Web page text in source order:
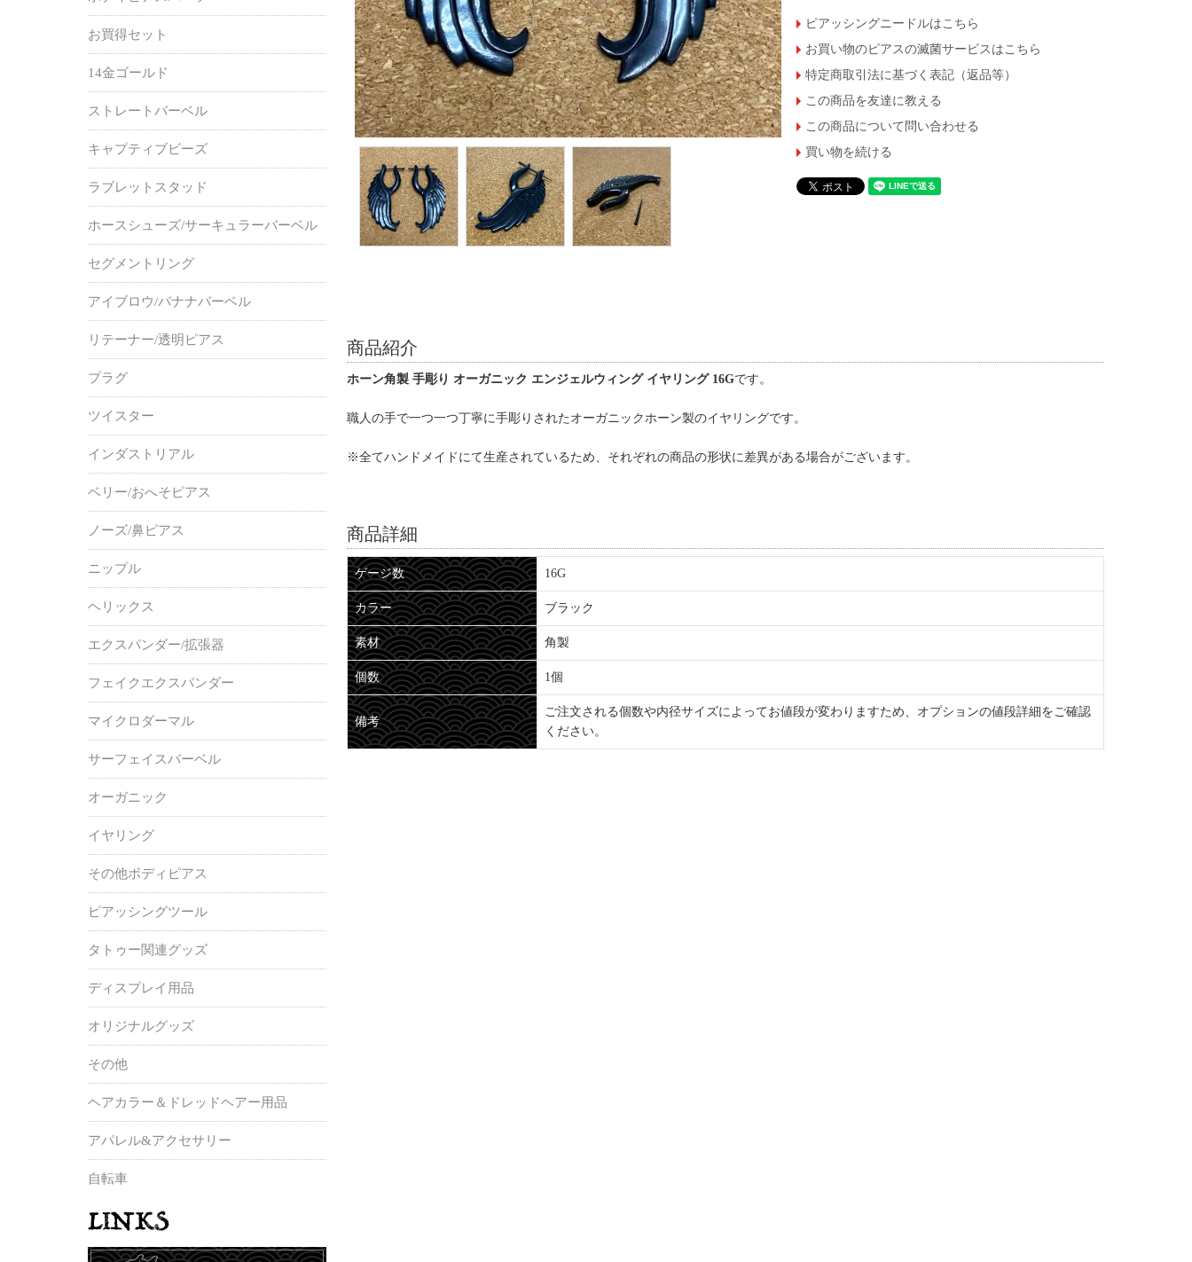
ピアッシングニードルはこちら
お買い物のピアスの滅菌サービスはこちら
特定商取引法に基づく表記（返品等）
この商品を友達に教える
この商品について問い合わせる
買い物を続ける
商品紹介
ホーン角製 手彫り オーガニック エンジェルウィング イヤリング 16Gです。
職人の手で一つ一つ丁寧に手彫りされたオーガニックホーン製のイヤリングです。
※全てハンドメイドにて生産されているため、それぞれの商品の形状に差異がある場合がございます。
商品詳細
ゲージ数 16G
カラー ブラック
素材 角製
個数 1個
備考
ご注文される個数や内径サイズによってお値段が変わりますため、オプションの値段詳細をご確認
ください。
お買得セット
14金ゴールド
ストレートバーベル
キャプティブビーズ
ラブレットスタッド
ホースシューズ/サーキュラーバーベル
セグメントリング
アイブロウ/バナナバーベル
リテーナー/透明ピアス
プラグ
ツイスター
インダストリアル
ベリー/おへそピアス
ノーズ/鼻ピアス
ニップル
ヘリックス
エクスパンダー/拡張器
フェイクエクスパンダー
マイクロダーマル
サーフェイスバーベル
オーガニック
イヤリング
その他ボディピアス
ピアッシングツール
タトゥー関連グッズ
ディスプレイ用品
オリジナルグッズ
その他
ヘアカラー＆ドレッドヘアー用品
アパレル&アクセサリー
自転車